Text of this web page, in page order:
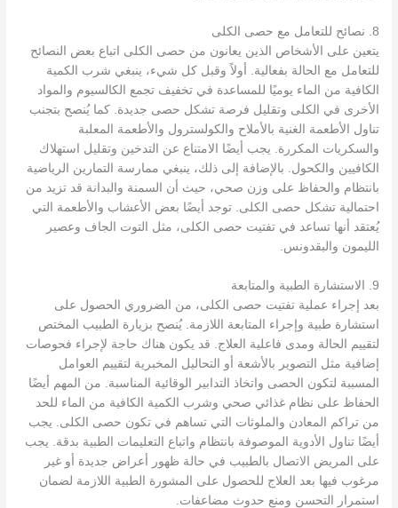
8. نصائح للتعامل مع حصى الكلى
يتعين على الأشخاص الذين يعانون من حصى الكلى اتباع بعض النصائح
للتعامل مع الحالة بفعالية. أولاً وقبل كل شيء، ينبغي شرب الكمية
الكافية من الماء يوميًا للمساعدة في تخفيف تجمع الكالسيوم والمواد
الأخرى في الكلى وتقليل فرصة تشكل حصى جديدة. كما يُنصح بتجنب
تناول الأطعمة الغنية بالأملاح والكولسترول والأطعمة المعلبة
والسكريات المكررة. يجب أيضًا الامتناع عن التدخين وتقليل استهلاك
الكافيين والكحول. بالإضافة إلى ذلك، ينبغي ممارسة التمارين الرياضية
بانتظام والحفاظ على وزن صحي، حيث أن السمنة والبدانة قد تزيد من
احتمالية تشكل حصى الكلى. توجد أيضًا بعض الأعشاب والأطعمة التي
يُعتقد أنها تساعد في تفتيت حصى الكلى، مثل التوت الجاف وعصير
الليمون والبقدونس.
9. الاستشارة الطبية والمتابعة
بعد إجراء عملية تفتيت حصى الكلى، من الضروري الحصول على
استشارة طبية وإجراء المتابعة اللازمة. يُنصح بزيارة الطبيب المختص
لتقييم الحالة ومدى فاعلية العلاج. قد يكون هناك حاجة لإجراء فحوصات
إضافية مثل التصوير بالأشعة أو التحاليل المخبرية لتقييم العوامل
المسببة لتكون الحصى واتخاذ التدابير الوقائية المناسبة. من المهم أيضًا
الحفاظ على نظام غذائي صحي وشرب الكمية الكافية من الماء للحد
من تراكم المعادن والملوثات التي تساهم في تكون حصى الكلى. يجب
أيضًا تناول الأدوية الموصوفة بانتظام واتباع التعليمات الطبية بدقة. يجب
على المريض الاتصال بالطبيب في حالة ظهور أعراض جديدة أو غير
مرغوب فيها بعد العلاج للحصول على المشورة الطبية اللازمة لضمان
استمرار التحسن ومنع حدوث مضاعفات.